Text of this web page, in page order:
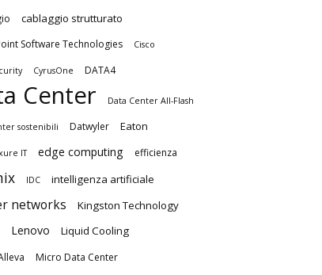
cablaggio strutturato
Software Technologies Cisco
CyrusOne DATA4
Center Data Center All-Flash
sostenibili Datwyler Eaton
IT edge computing efficienza
IDC intelligenza artificiale
networks Kingston Technology
Lenovo Liquid Cooling
Micro Data Center